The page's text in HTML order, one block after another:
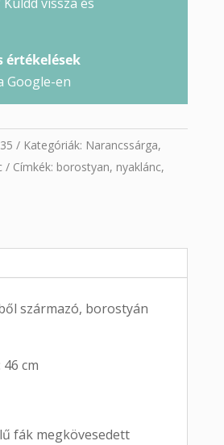
vissza és
értékelések
Google-en
Kategóriák: Narancssárga,
Címkék: borostyan, nyaklánc,
származó, borostyán
cm
fák megkövesedett